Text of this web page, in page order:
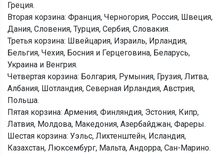
Греция.
Вторая корзина: Франция, Черногория, Россия, Швеция,
Дания, Словения, Турция, Сербия, Словакия.
Третья корзина: Швейцария, Израиль, Ирландия,
Бельгия, Чехия, Босния и Герцеговина, Беларусь,
Украина и Венгрия.
Четвертая корзина: Болгария, Румыния, Грузия, Литва,
Албания, Шотландия, Северная Ирландия, Австрия,
Польша.
Пятая корзина: Армения, Финляндия, Эстония, Кипр,
Латвия, Молдова, Македония, Азербайджан, Фареры.
Шестая корзина: Уэльс, Лихтенштейн, Исландия,
Казахстан, Люксембург, Мальта, Андорра, Сан-Марино.